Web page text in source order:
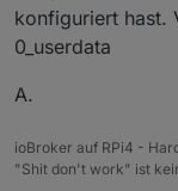
konfiguriert hast.
0_userdata
A.
ioBroker auf RPi4 -
"Shit don't work" ist